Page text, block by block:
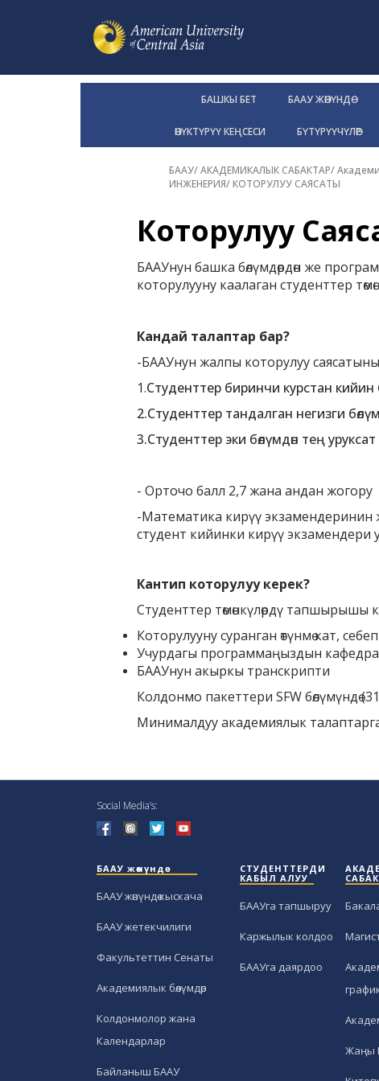
БАШКЫ БЕТ БААУ ЖӨНҮНДӨ
ӨНҮКТҮРҮҮ КЕҢСЕСИ БҮТҮРҮҮЧҮЛӨР
БААУ/АКАДЕМИКАЛЫК САБАКТАР/
ИНЖЕНЕРИЯ/КОТОРУЛУУ САЯСАТЫ
Которулуу
БААУнун башка бөлүмдөрдөн же
которулууну каалаган студенттер
Кандай талаптар бар?
-БААУнун жалпы которулуу
1.Студенттер биринчи курстан
2.Студенттер тандалган негизги
3.Студенттер эки бөлүмдөн тең
- Орточо балл 2,7 жана андан жогору
-Математика кирүү
студент кийинки кирүү
Кантип которулуу керек?
Студенттер төмөнкүлөрдү тапшырышы
Которулууну суранган өтүнмө кат,
Учурдагы программаңыздын кафедра
БААУнун акыркы транскрипти
Колдонмо пакеттери SFW бөлүмүндө
Минималдуу академиялык
Social Media’s:
БААУ жөнүндө
БААУ жөнүндө кыскача
БААУ жетекчилиги
Факультеттин Сенаты
Академиялык бөлүмдөр
Колдонмолор жана
Календарлар
Байланыш БААУ
СТУДЕНТТЕРДИ
КАБЫЛ АЛУУ
БААУга тапшыруу
Каржылык колдоо
БААУга даярдоо
Жаңы